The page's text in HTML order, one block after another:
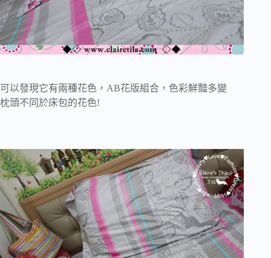
可以發現它有兩種花色，AB花版組合，色彩鮮豔多變
枕頭不同於床包的花色!